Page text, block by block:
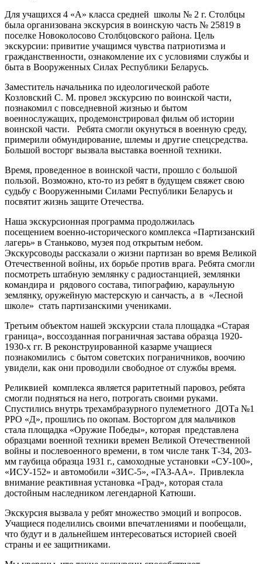
Для учащихся 4 «А» класса средней школы № 2 г. Столбцы
была организована экскурсия в воинскую часть № 25819 в
поселке Новоколосово Столбцовского района. Цель
экскурсии: привитие учащимся чувства патриотизма и
гражданственности, ознакомление их с условиями службы и
быта в Вооруженных Силах Республики Беларусь.
Заместитель начальника по идеологической работе
Козловский С. М. провел экскурсию по воинской части,
познакомил с повседневной жизнью и бытом
военнослужащих, продемонстрировал фильм об истории
воинской части. Ребята смогли окунуться в военную среду,
примерили обмундирование, шлемы и другие спецсредства.
Большой восторг вызвала выставка военной техники.
Время, проведенное в воинской части, прошло с большой
пользой. Возможно, кто-то из ребят в будущем свяжет свою
судьбу с Вооруженными Силами Республики Беларусь и
посвятит жизнь защите Отечества.
Наша экскурсионная программа продолжилась
посещением военно-исторического комплекса «Партизанский
лагерь» в Станьково, музея под открытым небом.
Экскурсоводы рассказали о жизни партизан во время Великой
Отечественной войны, их борьбе против врага. Ребята смогли
посмотреть штабную землянку с радиостанцией, землянки
командира и рядового состава, типографию, караульную
землянку, оружейную мастерскую и санчасть, а в «Лесной
школе» стать партизанскими учениками.
Третьим объектом нашей экскурсии стала площадка «Старая
граница», воссозданная пограничная застава образца 1920-
1930-х гг. В реконструированной казарме учащиеся
познакомились с бытом советских пограничников, воочию
увидели, как они проводили свободное от службы время.
Реликвией комплекса является раритетный паровоз, ребята
смогли подняться на него, потрогать своими руками.
Спустились внутрь трехамбразурного пулеметного ДОТа №1
РРО «Д», прошлись по окопам. Восторгом для мальчиков
стала площадка «Оружие Победы», которая представлена
образцами военной техники времен Великой Отечественной
войны и послевоенного времени, в том числе танк Т-34, 203-
мм гаубица образца 1931 г., самоходные установки «СУ-100»,
«ИСУ-152» и автомобили «ЗИС-5», «ГАЗ-АА». Привлекла
внимание реактивная установка «Град», которая стала
достойным наследником легендарной Катюши.
Экскурсия вызвала у ребят множество эмоций и вопросов.
Учащиеся поделились своими впечатлениями и пообещали,
что будут и в дальнейшем интересоваться историей своей
страны и ее защитниками.